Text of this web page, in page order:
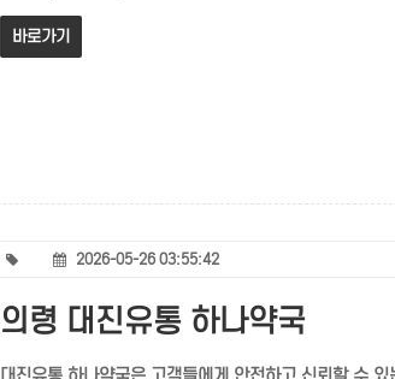
바로가기
2026-05-26 03:55:42
의령 대진유통 하나약국